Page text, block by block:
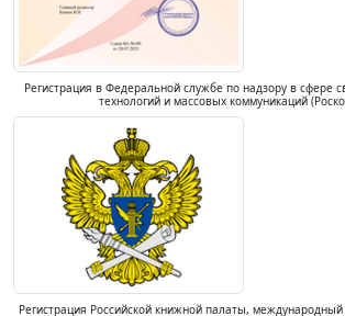
Регистрация в Федеральной службе по надзору в сфере
технологий и массовых коммуникаций
Регистрация Российской книжной палаты,